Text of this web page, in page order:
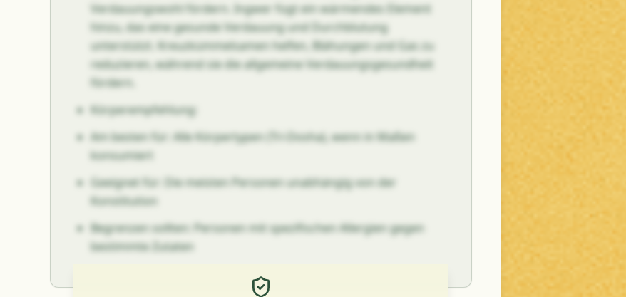
Verdauungswohl fördern. Ingwer fügt ein wärmendes Element
hinzu, das eine gesunde Verdauung und Durchblutung
unterstützt. Kreuzkümmelsamen helfen, Blähungen und Gas zu
reduzieren, während sie die allgemeine Verdauungsgesundheit
fördern.
Körperempfehlung:
Am besten für: Alle Körpertypen (Tri-Dosha), wenn in Maßen
konsumiert
Geeignet für: Die meisten Personen unabhängig von der
Konstitution
Begrenzen sollten: Personen mit spezifischen Allergien gegen
bestimmte Zutaten